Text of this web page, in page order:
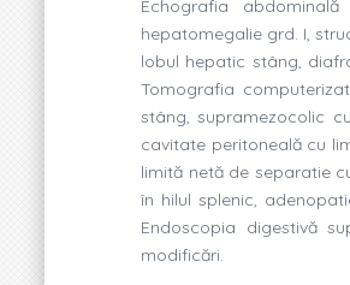
Echografia
hepatomegalie grd. I,
lobul hepatic stâng,
Tomografia
stâng, supramezocolic
cavitate peritoneală cu
limită netă de separatie
în hilul splenic,
Endoscopia digestivă
modificări.